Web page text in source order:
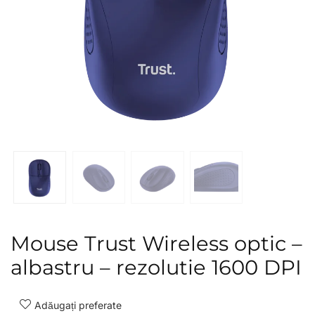
Mouse Trust Wireless optic –
albastru – rezolutie 1600 DPI
Adăugați preferate